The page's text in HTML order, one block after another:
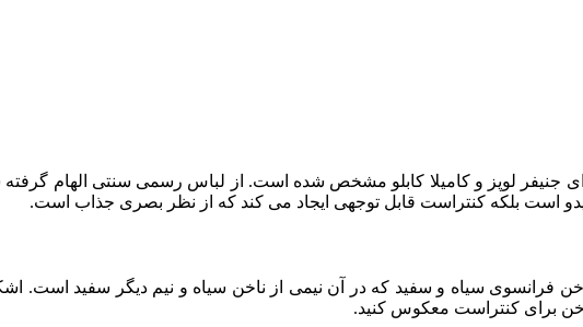
جنیفر لوپز و کامیلا کابلو مشخص شده است. از لباس رسمی سنتی الهام گرفته
است بلکه کنتراست قابل توجهی ایجاد می کند که از نظر بصری جذاب است.
ناخن فرانسوی سیاه و سفید که در آن نیمی از ناخن سیاه و نیم دیگر سفید است.
برای کنتراست معکوس کنید.